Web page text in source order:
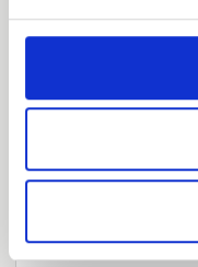
AISI316 / 1.4408